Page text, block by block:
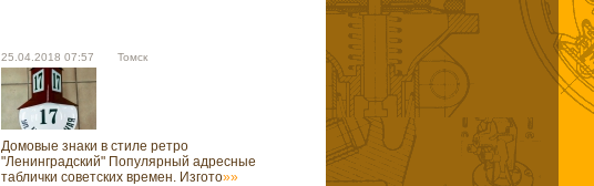
25.04.2018 07:57 Томск
Домовые знаки в стиле ретро
"Ленинградский" Популярный адресные
таблички советских времен. Изгото»»